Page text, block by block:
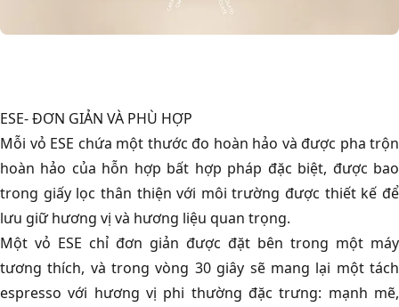
ESE- ĐƠN GIẢN VÀ PHÙ HỢP
Mỗi vỏ ESE chứa một thước đo hoàn hảo và được pha trộn
hoàn hảo của hỗn hợp bất hợp pháp đặc biệt, được bao
trong giấy lọc thân thiện với môi trường được thiết kế để
lưu giữ hương vị và hương liệu quan trọng.
Một vỏ ESE chỉ đơn giản được đặt bên trong một máy
tương thích, và trong vòng 30 giây sẽ mang lại một tách
espresso với hương vị phi thường đặc trưng: mạnh mẽ,